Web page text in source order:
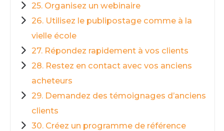
25. Organisez un webinaire
26. Utilisez le publipostage comme à la
vielle école
27. Répondez rapidement à vos clients
28. Restez en contact avec vos anciens
acheteurs
29. Demandez des témoignages d’anciens
clients
30. Créez un programme de référence